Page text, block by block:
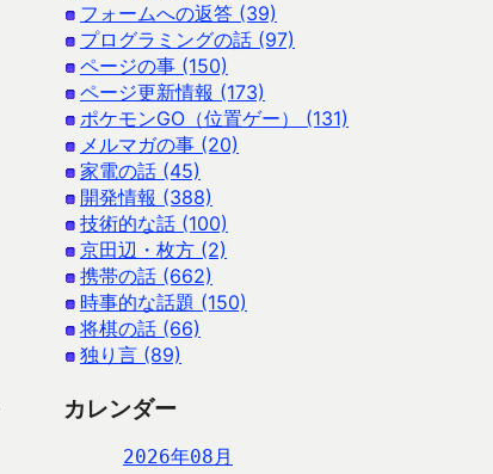
フォームへの返答 (39)
プログラミングの話 (97)
ページの事 (150)
ページ更新情報 (173)
ポケモンGO（位置ゲー） (131)
メルマガの事 (20)
家電の話 (45)
開発情報 (388)
技術的な話 (100)
京田辺・枚方 (2)
携帯の話 (662)
時事的な話題 (150)
将棋の話 (66)
独り言 (89)
カレンダー
2026年08月